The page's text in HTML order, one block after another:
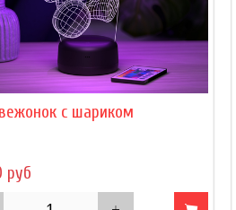
с шариком
руб